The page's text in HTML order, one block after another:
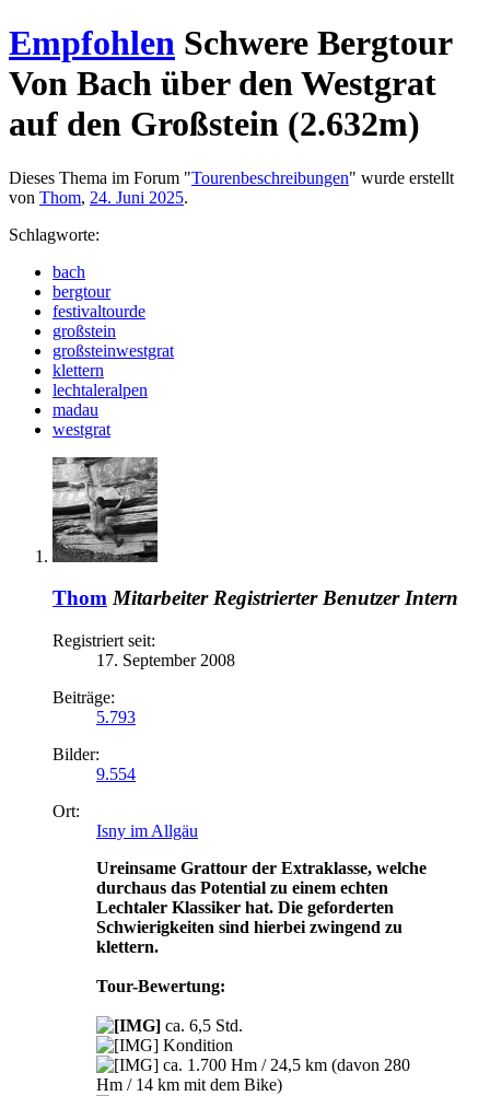
Empfohlen Schwere Bergtour
Von Bach über den Westgrat
auf den Großstein (2.632m)
Dieses Thema im Forum "Tourenbeschreibungen" wurde erstellt
von Thom, 24. Juni 2025.
Schlagworte:
bach
bergtour
festivaltourde
großstein
großsteinwestgrat
klettern
lechtaleralpen
madau
westgrat
Thom Mitarbeiter Registrierter Benutzer Intern
Registriert seit:
17. September 2008
Beiträge:
5.793
Bilder:
9.554
Ort:
Isny im Allgäu
Ureinsame Grattour der Extraklasse, welche
durchaus das Potential zu einem echten
Lechtaler Klassiker hat. Die geforderten
Schwierigkeiten sind hierbei zwingend zu
klettern.
Tour-Bewertung:
ca. 6,5 Std.
Kondition
ca. 1.700 Hm / 24,5 km (davon 280
Hm / 14 km mit dem Bike)